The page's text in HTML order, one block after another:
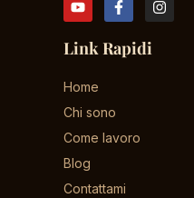
Link Rapidi
Home
Chi sono
Come lavoro
Blog
Contattami